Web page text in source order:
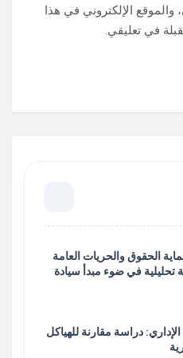
الإلكتروني في هذا
في تعليقي.
الحقوق والحريات العامة
تحليلية في ضوء مبدأ سيادة
دراسة مقارنة للهياكل